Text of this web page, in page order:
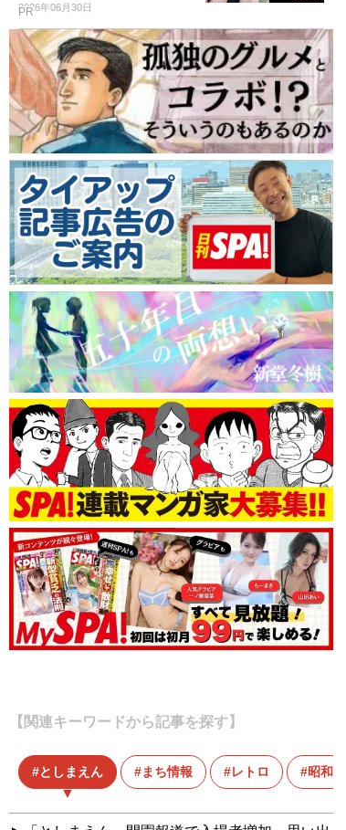
2026年06月30日
PR
【関連キーワードから記事を探す】
としまえん まち情報 レトロ 昭和